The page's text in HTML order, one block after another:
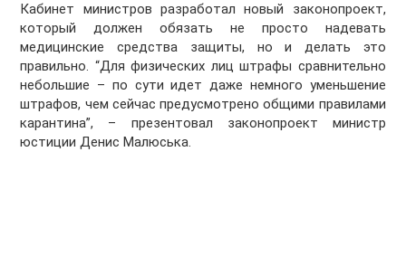
Кабинет министров разработал новый законопроект,
который должен обязать не просто надевать
медицинские средства защиты, но и делать это
правильно. “Для физических лиц штрафы сравнительно
небольшие – по сути идет даже немного уменьшение
штрафов, чем сейчас предусмотрено общими правилами
карантина”, – презентовал законопроект министр
юстиции Денис Малюська.